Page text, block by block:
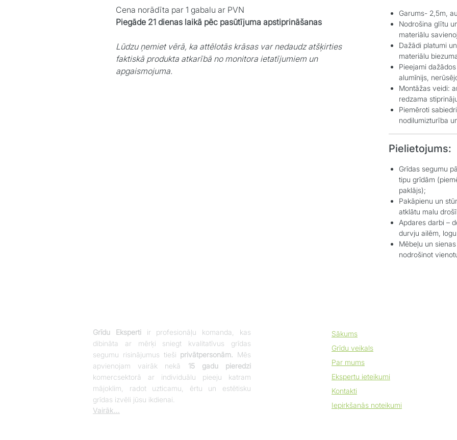
Cena norādīta par 1 gabalu ar PVN
Piegāde 21 dienas laikā pēc pasūtījuma apstiprināšanas
Lūdzu ņemiet vērā, ka attēlotās krāsas var nedaudz atšķirties
faktiskā produkta atkarībā no monitora ietatījumiem un
apgaismojuma.
Garums- 2,5m,
Nodrošina glītu
materiālu
Dažādi platumi
materiālu
Pieejami
alumīnijs,
Montāžas veidi:
redzama
Piemēroti
nodilumizturība
Pielietojums:
Grīdas segumu
tipu grīdām
paklājs);
Pakāpienu un
atklātu malu
Apdares darbi –
durvju ailēm,
Mēbeļu un
nodrošinot
Grīdu Ekspertiir profesionāļu komanda, kas
dibināta ar mērķi sniegt kvalitatīvus grīdas
segumu risinājumus tieši privātpersonām. Mēs
apvienojam vairāk nekā 15 gadu pieredzi
komercsektorā ar individuālu pieeju katram
mājoklim, radot uzticamu, ērtu un estētisku
grīdas izvēli jūsu ikdienai.
Vairāk...
Sākums
Grīdu veikals
Par mums
Ekspertu ieteikumi
Kontakti
Iepirkšanās noteikumi